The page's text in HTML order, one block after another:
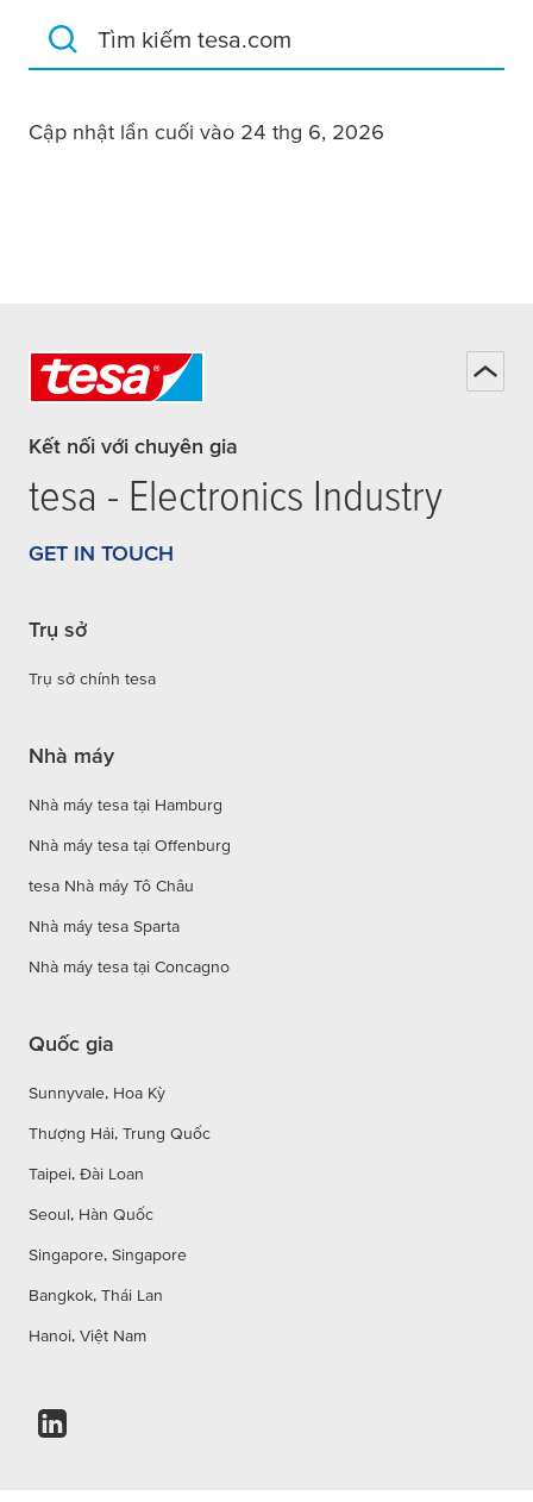
Tìm kiếm tesa.com
Cập nhật lần cuối vào 24 thg 6, 2026
Kết nối với chuyên gia
tesa - Electronics Industry
GET IN TOUCH
Trụ sở
Trụ sở chính tesa
Nhà máy
Nhà máy tesa tại Hamburg
Nhà máy tesa tại Offenburg
tesa Nhà máy Tô Châu
Nhà máy tesa Sparta
Nhà máy tesa tại Concagno
Quốc gia
Sunnyvale, Hoa Kỳ
Thượng Hải, Trung Quốc
Taipei, Đài Loan
Seoul, Hàn Quốc
Singapore, Singapore
Bangkok, Thái Lan
Hanoi, Việt Nam